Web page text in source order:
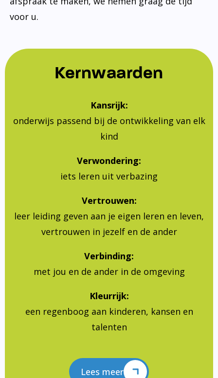
voor u.
Kernwaarden
Kansrijk:
onderwijs passend bij de ontwikkeling van elk
kind
Verwondering:
iets leren uit verbazing
Vertrouwen:
leer leiding geven aan je eigen leren en leven,
vertrouwen in jezelf en de ander
Verbinding:
met jou en de ander in de omgeving
Kleurrijk:
een regenboog aan kinderen, kansen en
talenten
Lees meer